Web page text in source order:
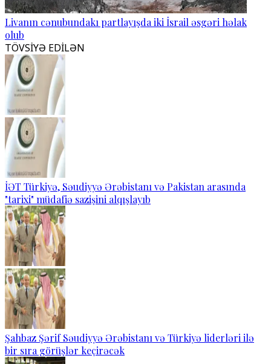
Livanın cənubundakı partlayışda iki İsrail əsgəri həlak
olub
TÖVSİYƏ EDİLƏN
İƏT Türkiyə, Səudiyyə Ərəbistanı və Pakistan arasında
"tarixi" müdafiə sazişini alqışlayıb
Şahbaz Şərif Səudiyyə Ərəbistanı və Türkiyə liderləri ilə
bir sıra görüşlər keçirəcək